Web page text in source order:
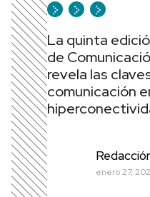
La quinta
de
revela las
comunicación
enero 27,